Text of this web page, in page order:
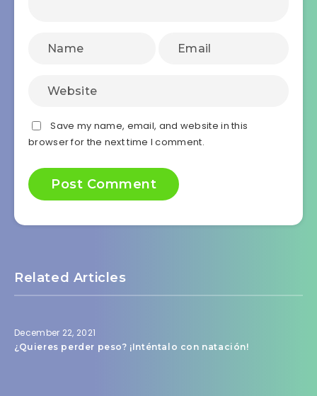
Save my name, email, and website in this
browser for the next time I comment.
Related Articles
December 22, 2021
¿Quieres perder peso? ¡Inténtalo con natación!